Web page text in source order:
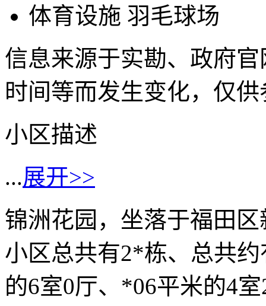
体育设施 羽毛球场
信息来源于实勘、政府
时间等而发生变化，仅
小区描述
...展开>>
锦洲花园，坐落于福田
小区总共有2*栋、总共
的6室0厅、*06平米的4